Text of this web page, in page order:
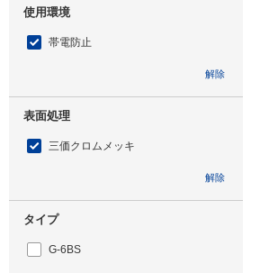
使用環境
帯電防止
解除
表面処理
三価クロムメッキ
解除
タイプ
G-6BS